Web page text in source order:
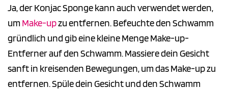
Ja, der Konjac Sponge kann auch verwendet werden,
um Make-upzu entfernen. Befeuchte den Schwamm
gründlich und gib eine kleine Menge Make-up-
Entferner auf den Schwamm. Massiere dein Gesicht
sanft in kreisenden Bewegungen, um das Make-up zu
entfernen. Spüle dein Gesicht und den Schwamm